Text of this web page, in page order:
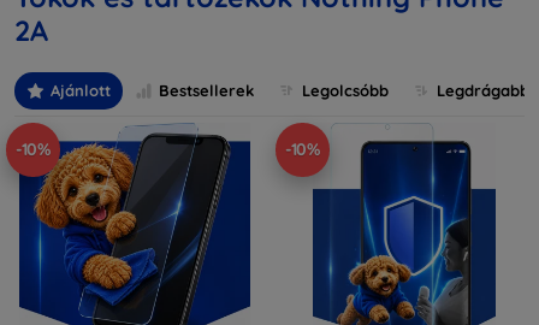
2A
Ajánlott Bestsellerek Legolcsóbb Legdrágabb
-10% -10%